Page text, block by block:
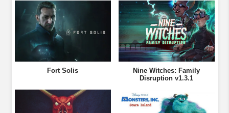
Fort Solis
Nine Witches: Family
Disruption v1.3.1